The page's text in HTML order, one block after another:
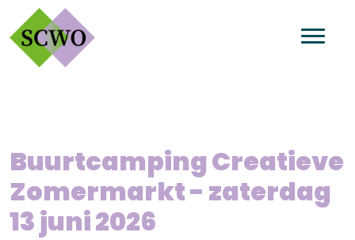
Buurtcamping Creatieve
Zomermarkt - zaterdag
13 juni 2026